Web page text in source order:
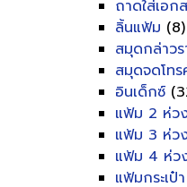
ถาดใส่เอก
ลิ้นแฟ้ม (8)
สมุดกล่าว
สมุดจดโท
อินเด็กซ์
แฟ้ม 2 ห่ว
แฟ้ม 3 ห่ว
แฟ้ม 4 ห่ว
แฟ้มกระเป๋า